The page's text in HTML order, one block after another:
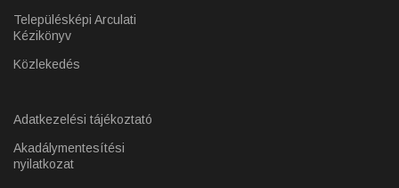
Településképi Arculati
Kézikönyv
Közlekedés
Adatkezelési tájékoztató
Akadálymentesítési
nyilatkozat